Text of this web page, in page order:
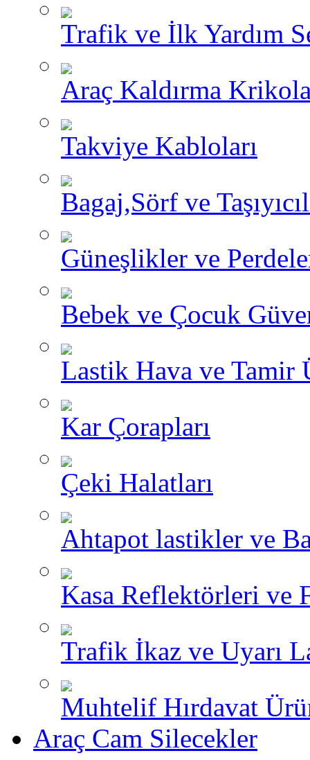
Trafik ve İlk Yardım
Araç Kaldırma
Takviye Kabloları
Bagaj,Sörf ve
Güneşlikler ve
Bebek ve Çocuk
Lastik Hava ve Tamir
Kar Çorapları
Çeki Halatları
Ahtapot lastikler ve
Kasa Reflektörleri ve
Trafik İkaz ve Uyarı
Muhtelif Hırdavat
Araç Cam Silecekler